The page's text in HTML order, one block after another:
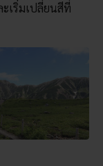
เริ่มเปลี่ยนสีที่